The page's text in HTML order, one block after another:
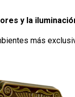
y la
más